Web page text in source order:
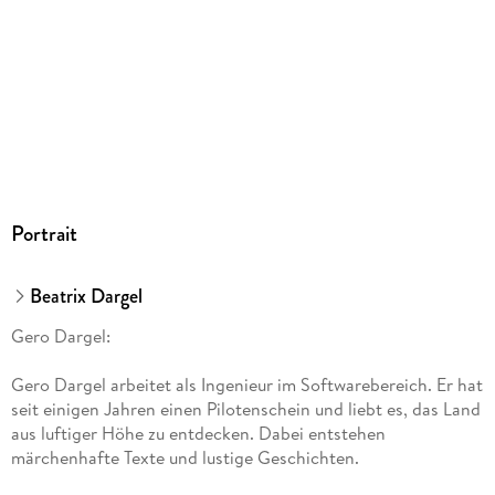
Portrait
Beatrix Dargel
Gero Dargel:
Gero Dargel arbeitet als Ingenieur im Softwarebereich. Er hat
seit einigen Jahren einen Pilotenschein und liebt es, das Land
aus luftiger Höhe zu entdecken. Dabei entstehen
märchenhafte Texte und lustige Geschichten.